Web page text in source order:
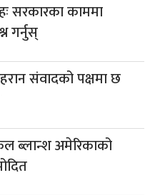
सरकारका काममा
गर्नुस्
संवादको पक्षमा छ
ब्लान्श अमेरिकाको